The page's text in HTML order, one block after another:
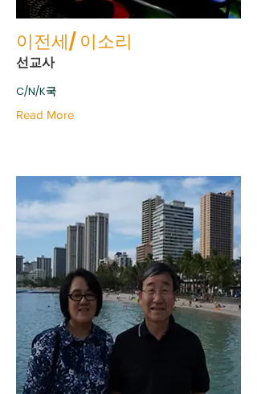
이전세/ 이소리
선교사
C/N/K국
Read More